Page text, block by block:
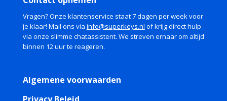
Vragen? Onze klantenservice staat 7 dagen per week voor
je klaar! Mail ons via info@superkeys.nl of krijg direct hulp
via onze slimme chatassistent. We streven ernaar om altijd
binnen 12 uur te reageren.
Algemene voorwaarden